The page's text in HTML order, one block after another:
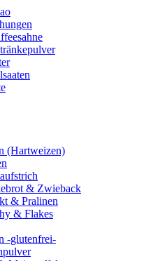
(Hartweizen)
& Zwieback
& Pralinen
& Flakes
-glutenfrei-